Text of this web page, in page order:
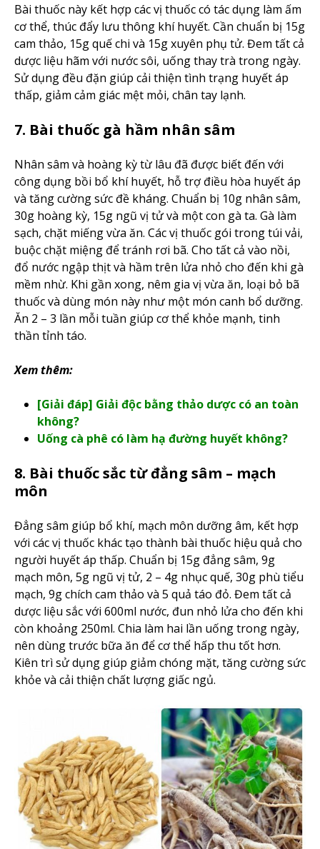
Bài thuốc này kết hợp các vị thuốc có tác dụng làm ấm
cơ thể, thúc đẩy lưu thông khí huyết. Cần chuẩn bị 15g
cam thảo, 15g quế chi và 15g xuyên phụ tử. Đem tất cả
dược liệu hãm với nước sôi, uống thay trà trong ngày.
Sử dụng đều đặn giúp cải thiện tình trạng huyết áp
thấp, giảm cảm giác mệt mỏi, chân tay lạnh.
7. Bài thuốc gà hầm nhân sâm
Nhân sâm và hoàng kỳ từ lâu đã được biết đến với
công dụng bồi bổ khí huyết, hỗ trợ điều hòa huyết áp
và tăng cường sức đề kháng. Chuẩn bị 10g nhân sâm,
30g hoàng kỳ, 15g ngũ vị tử và một con gà ta. Gà làm
sạch, chặt miếng vừa ăn. Các vị thuốc gói trong túi vải,
buộc chặt miệng để tránh rơi bã. Cho tất cả vào nồi,
đổ nước ngập thịt và hầm trên lửa nhỏ cho đến khi gà
mềm nhừ. Khi gần xong, nêm gia vị vừa ăn, loại bỏ bã
thuốc và dùng món này như một món canh bổ dưỡng.
Ăn 2 – 3 lần mỗi tuần giúp cơ thể khỏe mạnh, tinh
thần tỉnh táo.
Xem thêm:
[Giải đáp] Giải độc bằng thảo dược có an toàn
không?
Uống cà phê có làm hạ đường huyết không?
8. Bài thuốc sắc từ đẳng sâm – mạch
môn
Đẳng sâm giúp bổ khí, mạch môn dưỡng âm, kết hợp
với các vị thuốc khác tạo thành bài thuốc hiệu quả cho
người huyết áp thấp. Chuẩn bị 15g đẳng sâm, 9g
mạch môn, 5g ngũ vị tử, 2 – 4g nhục quế, 30g phù tiểu
mạch, 9g chích cam thảo và 5 quả táo đỏ. Đem tất cả
dược liệu sắc với 600ml nước, đun nhỏ lửa cho đến khi
còn khoảng 250ml. Chia làm hai lần uống trong ngày,
nên dùng trước bữa ăn để cơ thể hấp thu tốt hơn.
Kiên trì sử dụng giúp giảm chóng mặt, tăng cường sức
khỏe và cải thiện chất lượng giấc ngủ.